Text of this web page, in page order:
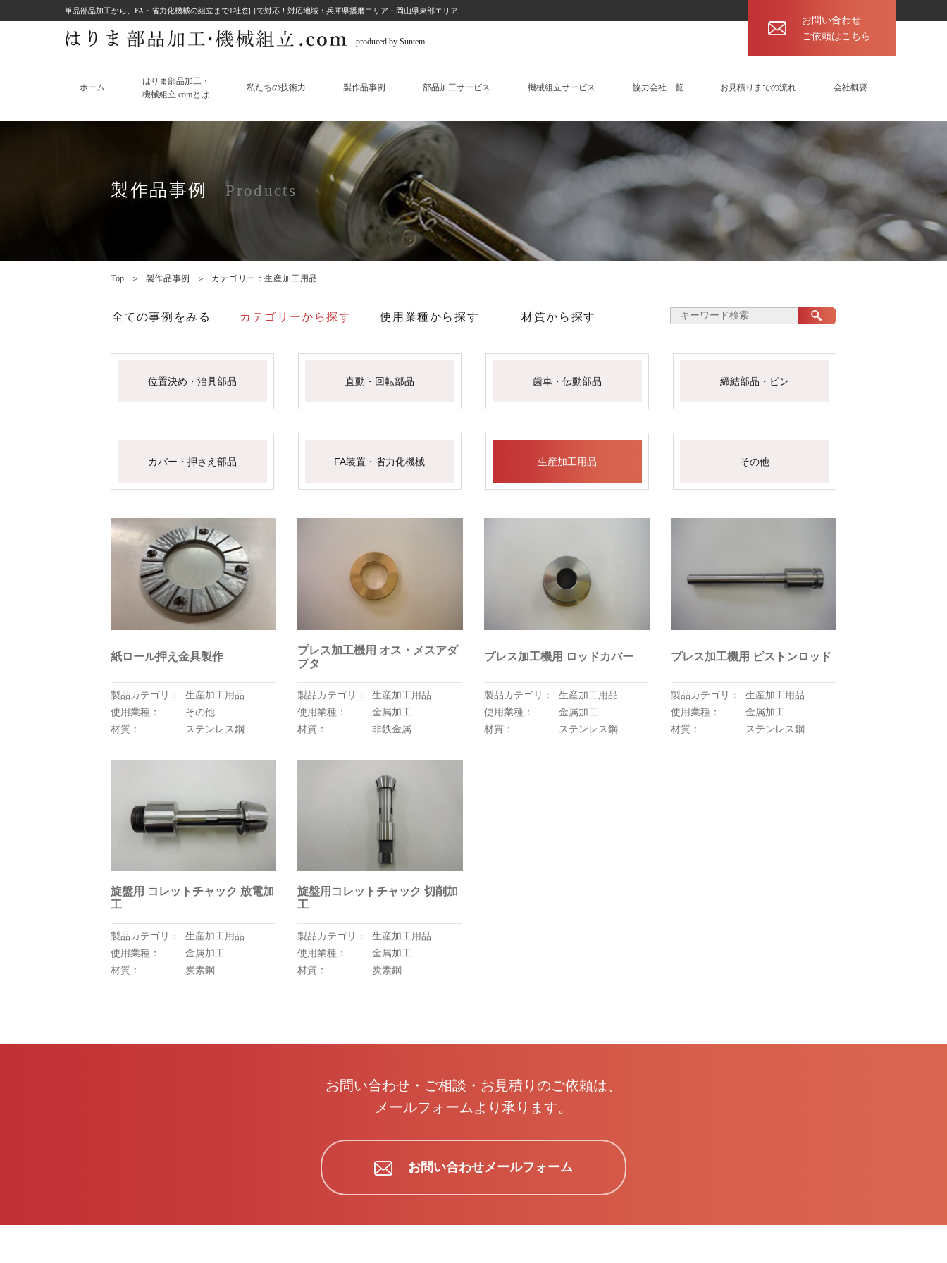
単品部品加工から、FA・省力化機械の組立まで1社窓口で対応！対応地域：兵庫県播磨エリア・岡山県東部エリア
produced by Suntem
ホーム
はりま部品加工・
機械組立.comとは
私たちの技術力 製作品事例 部品加工サービス 機械組立サービス 協力会社一覧 お見積りまでの流れ 会社概要
お問い合わせ
ご依頼はこちら
製作品事例 Products
Top ＞ 製作品事例 ＞ カテゴリー：生産加工用品
全ての事例をみる カテゴリーから探す 使用業種から探す 材質から探す
位置決め・治具部品 直動・回転部品 歯車・伝動部品 締結部品・ピン
カバー・押さえ部品 FA装置・省力化機械 生産加工用品 その他
紙ロール押え金具製作
製品カテゴリ：
生産加工用品
使用業種：
その他
材質：
ステンレス鋼
プレス加工機用 オス・メスアダ
プタ
製品カテゴリ：
生産加工用品
使用業種：
金属加工
材質：
非鉄金属
プレス加工機用 ロッドカバー
製品カテゴリ：
生産加工用品
使用業種：
金属加工
材質：
ステンレス鋼
プレス加工機用 ピストンロッド
製品カテゴリ：
生産加工用品
使用業種：
金属加工
材質：
ステンレス鋼
旋盤用 コレットチャック 放電加
工
製品カテゴリ：
生産加工用品
使用業種：
金属加工
材質：
炭素鋼
旋盤用コレットチャック 切削加
工
製品カテゴリ：
生産加工用品
使用業種：
金属加工
材質：
炭素鋼
お問い合わせ・ご相談・お見積りのご依頼は、
メールフォームより承ります。
お問い合わせメールフォーム